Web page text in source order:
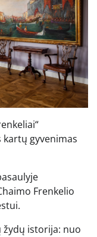
gyvenimas
Frenkelio
žydų istorija: nuo